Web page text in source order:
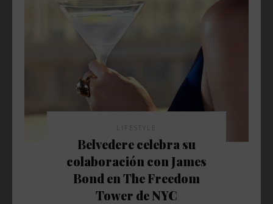
LIFESTYLE
Belvedere celebra su
colaboración con James
Bond en The Freedom
Tower de NYC